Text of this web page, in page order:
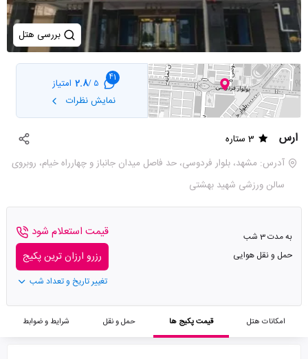
بررسی هتل
41
5 /
2.8 امتیاز
نمایش نظرات
ارس
3 ستاره
آدرس: مشهد، بلوار فردوسی، حد فاصل میدان جانباز و چهارراه خیام، روبروی
سالن ورزشی شهید بهشتی
به مدت 3 شب
حمل و نقل هوایی
قیمت استعلام شود
رزرو ارزان ترین پکیج
تغییر تاریخ و تعداد شب
امکانات هتل قیمت پکیج ها حمل و نقل شرایط و ضوابط